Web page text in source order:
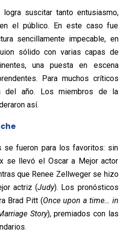
suscitar tanto entusiasmo,
el público. En este caso fue
sencillamente impecable, en
sólido con varias capas de
una puesta en escena
Para muchos críticos
del año. Los miembros de la
así.
se fueron para los favoritos: sin
se llevó el Oscar a Mejor actor
que Renee Zellweger se hizo
actriz (Judy). Los pronósticos
Brad Pitt (Once upon a time… in
Story), premiados con las